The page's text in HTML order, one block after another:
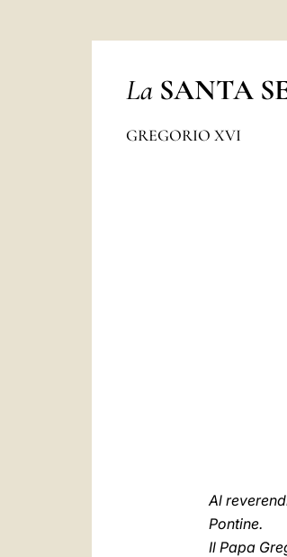
La SANTA
GREGORIO XVI
Al
Pontine.
Il Papa